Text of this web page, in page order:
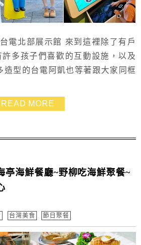
電北部展示館 來到這裡除了有戶
多孩子們喜歡的互動設施，以及
造型的台電阿凱也等著跟大家同框
敵海景看到飽!真是CP值超高的室
費 是來到北海岸遊玩很推薦的親
READ MORE
亭海鮮餐廳~野柳吃海鮮聚餐~
台灣美食 節日聚餐